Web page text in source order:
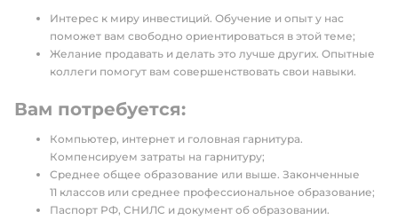
Интерес к миру инвестиций. Обучение и опыт у нас
поможет вам свободно ориентироваться в этой теме;
Желание продавать и делать это лучше других. Опытные
коллеги помогут вам совершенствовать свои навыки.
Вам потребуется:
Компьютер, интернет и головная гарнитура.
Компенсируем затраты на гарнитуру;
Среднее общее образование или выше. Законченные
11 классов или среднее профессиональное образование;
Паспорт РФ, СНИЛС и документ об образовании.